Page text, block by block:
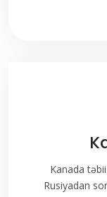
Kanada
Rusiyadan